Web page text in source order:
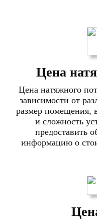
Цена
Цена натяжного
зависимости от
размер помещения,
и сложность
предоставить
информацию о